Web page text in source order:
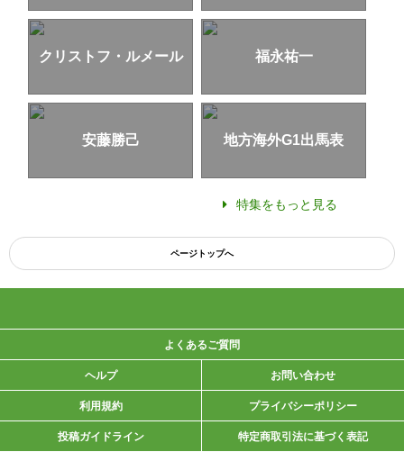
クリストフ・ルメール 福永祐一
安藤勝己 地方海外G1出馬表
特集をもっと見る
ページトップへ
よくあるご質問
ヘルプ お問い合わせ
利用規約 プライバシーポリシー
投稿ガイドライン 特定商取引法に基づく表記